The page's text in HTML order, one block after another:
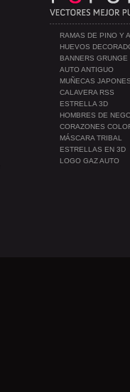
RAMAS DE PINO Y
HUEVOS
BANNERS GRUNGE
AUTO ANTIGUO
MUÑECAS
CALAVERA RSS
ESTRELLA 3D
HOMBRES DE
CORAZONES
MÁSCARA TRIBAL
ESTRELLAS EN 3D
LOGO GAZ AUTO